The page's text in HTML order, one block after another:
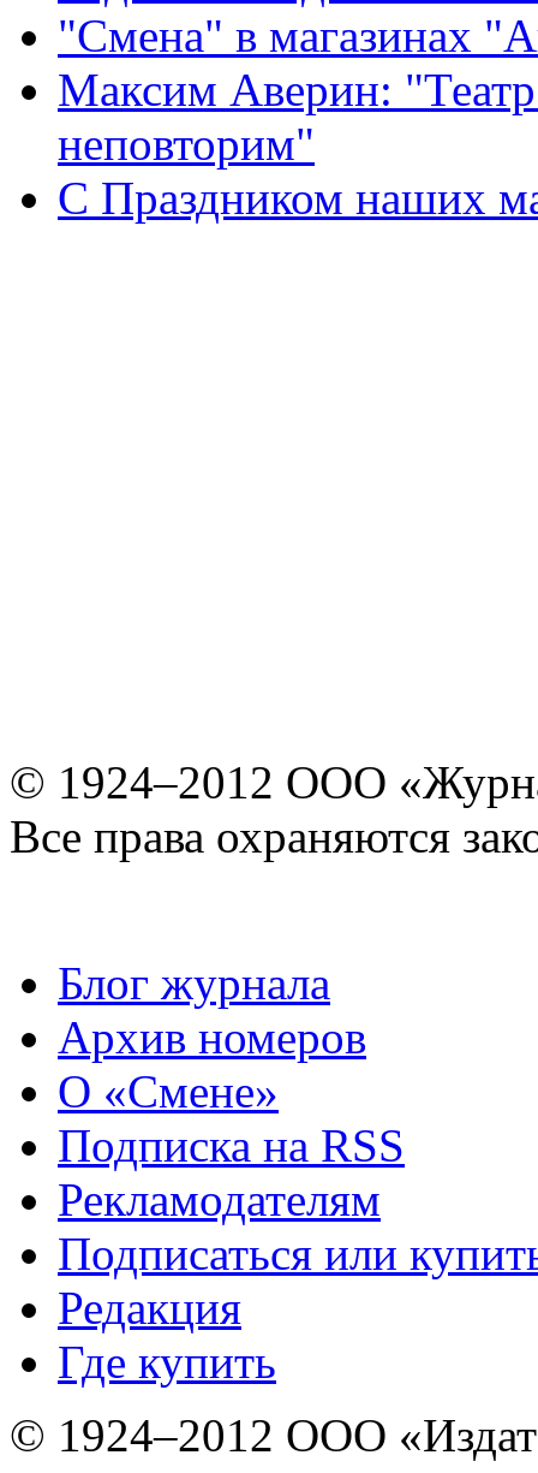
"Смена" в магазинах
Максим Аверин:
неповторим"
С Праздником наших
© 1924–2012 ООО
Все права охраняются
Блог журнала
Архив номеров
О «Смене»
Подписка на RSS
Рекламодателям
Подписаться или
Редакция
Где купить
© 1924–2012 ООО